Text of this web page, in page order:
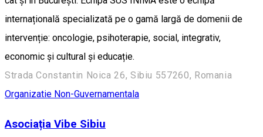
internațională specializată pe o gamă largă de domenii de
intervenție: oncologie, psihoterapie, social, integrativ,
economic și cultural și educație.
Strada Constantin Noica 26, Sibiu 557260, Romania
Organizatie Non-Guvernamentala
Asociația Vibe Sibiu